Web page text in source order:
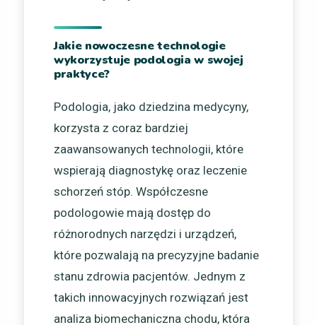
Jakie nowoczesne technologie
wykorzystuje podologia w swojej
praktyce?
Podologia, jako dziedzina medycyny,
korzysta z coraz bardziej
zaawansowanych technologii, które
wspierają diagnostykę oraz leczenie
schorzeń stóp. Współczesne
podologowie mają dostęp do
różnorodnych narzędzi i urządzeń,
które pozwalają na precyzyjne badanie
stanu zdrowia pacjentów. Jednym z
takich innowacyjnych rozwiązań jest
analiza biomechaniczna chodu, która